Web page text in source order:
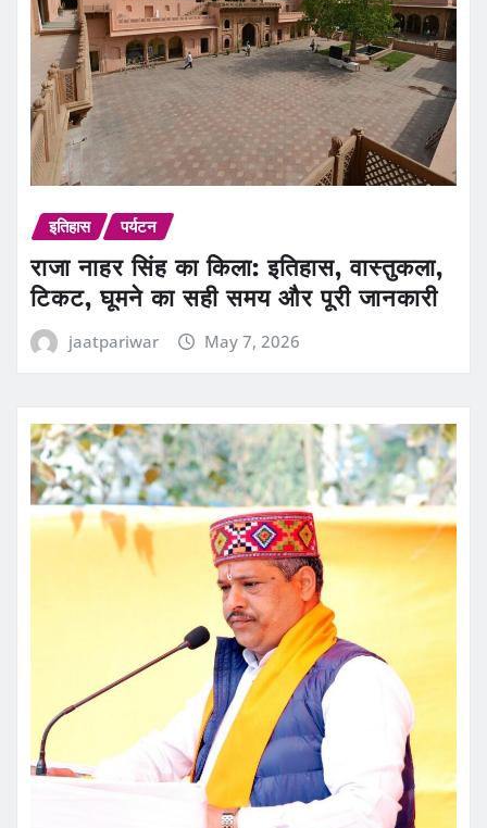
इतिहास पर्यटन
राजा नाहर सिंह का किला: इतिहास, वास्तुकला,
टिकट, घूमने का सही समय और पूरी जानकारी
jaatpariwar May 7, 2026